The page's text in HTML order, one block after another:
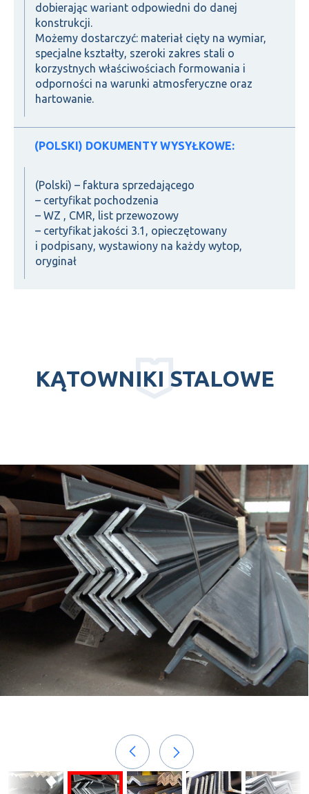
dobierając wariant odpowiedni do danej
konstrukcji.
Możemy dostarczyć: materiał cięty na wymiar,
specjalne kształty, szeroki zakres stali o
korzystnych właściwościach formowania i
odporności na warunki atmosferyczne oraz
hartowanie.
(POLSKI) DOKUMENTY WYSYŁKOWE:
(Polski) – faktura sprzedającego
– certyfikat pochodzenia
– WZ , CMR, list przewozowy
– certyfikat jakości 3.1, opieczętowany
i podpisany, wystawiony na każdy wytop,
oryginał
KĄTOWNIKI STALOWE